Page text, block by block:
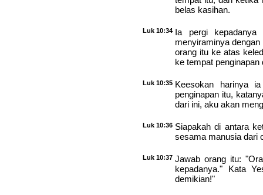
belas kasihan.
Luk 10:34 Ia pergi kepadanya
menyiraminya
orang itu ke atas
ke tempat
Luk 10:35 Keesokan harinya
penginapan itu,
dari ini, aku akan
Luk 10:36 Siapakah di antara
sesama manusia dari
Luk 10:37 Jawab orang itu:
kepadanya." Kata
demikian!"